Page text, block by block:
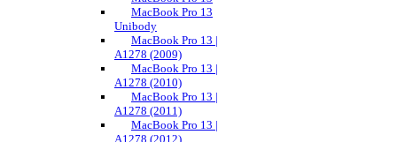
MacBook Pro 13
Unibody
MacBook Pro 13 |
A1278 (2009)
MacBook Pro 13 |
A1278 (2010)
MacBook Pro 13 |
A1278 (2011)
MacBook Pro 13 |
A1278 (2012)